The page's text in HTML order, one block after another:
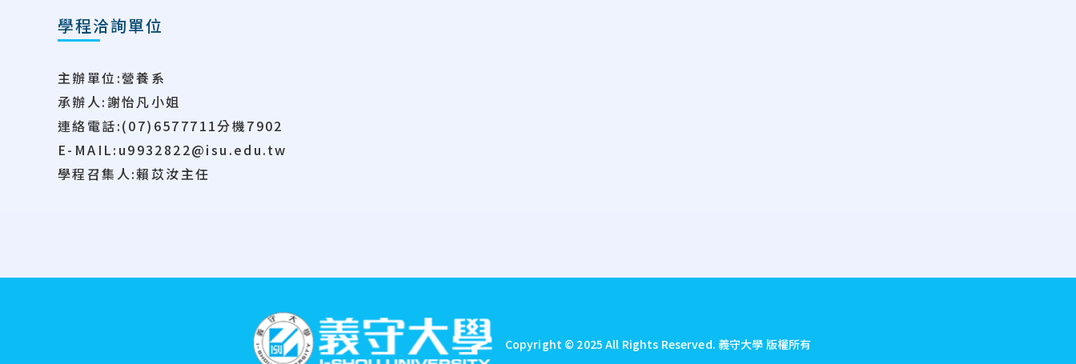
學程洽詢單位
主辦單位:營養系
承辦人:謝怡凡小姐
連絡電話:(07)6577711分機7902
E-MAIL:u9932822@isu.edu.tw
學程召集人:賴苡汝主任
Copyright © 2025 All Rights Reserved. 義守大學 版權所有